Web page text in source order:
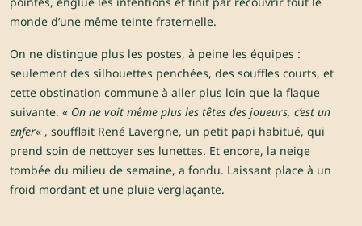
monde d’une même teinte fraternelle.
On ne distingue plus les postes, à peine les équipes :
seulement des silhouettes penchées, des souffles courts, et
cette obstination commune à aller plus loin que la flaque
suivante. « On ne voit même plus les têtes des joueurs, c’est un
enfer« , soufflait René Lavergne, un petit papi habitué, qui
prend soin de nettoyer ses lunettes. Et encore, la neige
tombée du milieu de semaine, a fondu. Laissant place à un
froid mordant et une pluie verglaçante.